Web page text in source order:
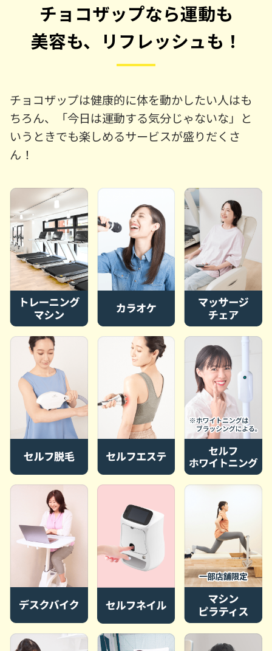
チョコザップなら運動も
美容も、リフレッシュも！
チョコザップは健康的に体を動かしたい人はも
ちろん、「今日は運動する気分じゃないな」と
いうときでも楽しめるサービスが盛りだくさ
ん！